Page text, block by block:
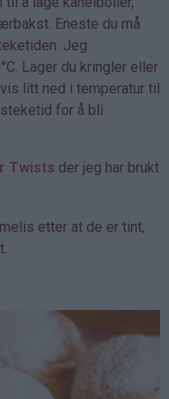
Eneste du må
Jeg
Lager du kringler eller
litt ned i temperatur til
for å bli
Twists der jeg har brukt
etter at de er tint,